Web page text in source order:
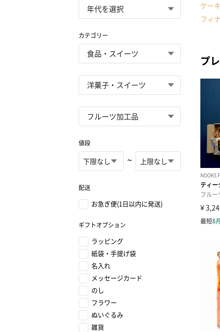
カテゴリー
値段
~
配送
お急ぎ便(1日以内に発送)
ギフトオプション
ラッピング
紙袋・手提げ袋
名入れ
メッセージカード
のし
フラワー
ぬいぐるみ
雑貨
ケー
フィ
プ